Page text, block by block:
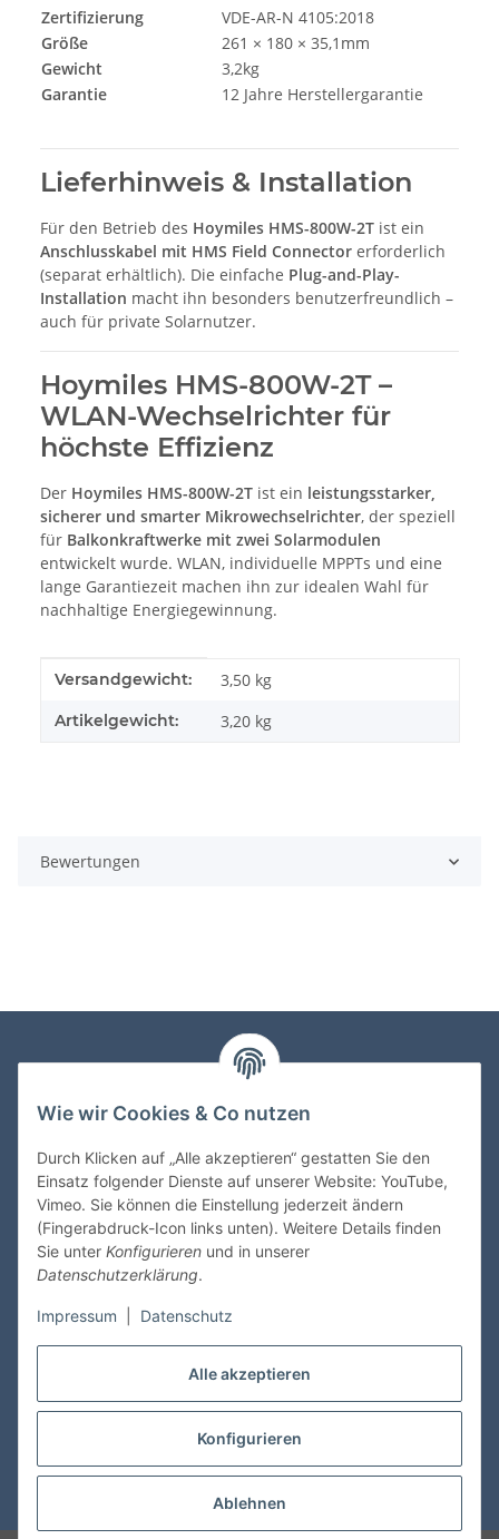
Alle akzeptieren
Konfigurieren
Ablehnen
Wie wir Cookies & Co nutzen
Durch Klicken auf „Alle akzeptieren“ gestatten Sie den
Einsatz folgender Dienste auf unserer Website: YouTube,
Vimeo. Sie können die Einstellung jederzeit ändern
(Fingerabdruck-Icon links unten). Weitere Details finden
Sie unter Konfigurieren und in unserer
Datenschutzerklärung.
Impressum Datenschutz
Zertifizierung
VDE-AR-N 4105:2018
Größe
261 × 180 × 35,1mm
Gewicht
3,2kg
Garantie
12 Jahre Herstellergarantie
Lieferhinweis & Installation
Für den Betrieb des Hoymiles HMS-800W-2T ist ein
Anschlusskabel mit HMS Field Connector erforderlich
(separat erhältlich). Die einfache Plug-and-Play-
Installation macht ihn besonders benutzerfreundlich –
auch für private Solarnutzer.
Hoymiles HMS-800W-2T –
WLAN-Wechselrichter für
höchste Effizienz
Der Hoymiles HMS-800W-2T ist ein leistungsstarker,
sicherer und smarter Mikrowechselrichter, der speziell
für Balkonkraftwerke mit zwei Solarmodulen
entwickelt wurde. WLAN, individuelle MPPTs und eine
lange Garantiezeit machen ihn zur idealen Wahl für
nachhaltige Energiegewinnung.
Produkteigenschaft
Wert
Versandgewicht: 3,50 kg
Artikelgewicht: 3,20 kg
Bewertungen
Gesetzliche Informationen
Zahlungsmöglichkeiten
Versandinformationen
Vertrag widerrufen
* Alle Preise inkl. gesetzlicher USt., zzgl.Versand